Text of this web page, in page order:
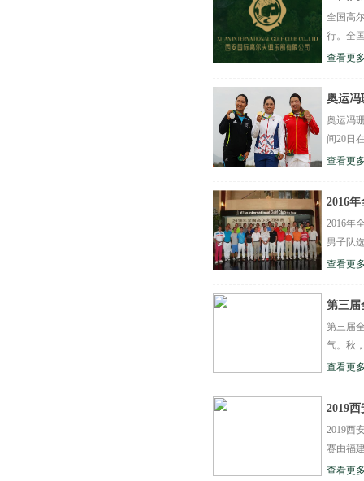
全国高
行。全
查看更
奥运冯
奥运冯
间20日
查看更
2016
2016年
男子队
查看更
第三届
第三届
气。秋
查看更
2019
2019西
赛由福
查看更